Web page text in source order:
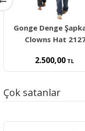
Gonge Denge
Clowns Hat
2.500,00TL
Çok satanlar